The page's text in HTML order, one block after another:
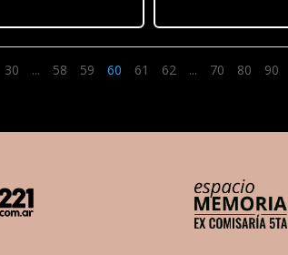
30 ... 58 59 60 61 62 ... 70 80 90